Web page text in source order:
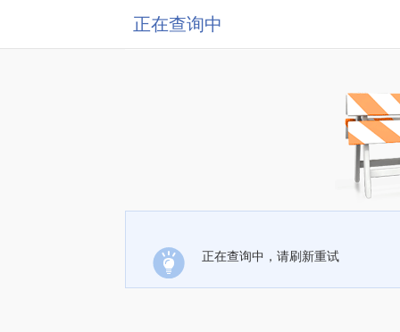
正在查询中
正在查询中，请刷新重试